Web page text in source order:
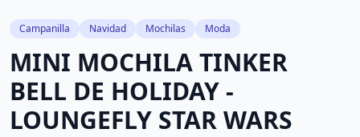
Campanilla Navidad Mochilas Moda
MINI MOCHILA TINKER
BELL DE HOLIDAY -
LOUNGEFLY STAR WARS